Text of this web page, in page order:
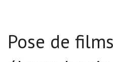
Pose de films